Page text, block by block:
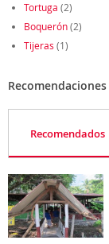
Tortuga (2)
Boquerón(2)
Tijeras (1)
Recomendados